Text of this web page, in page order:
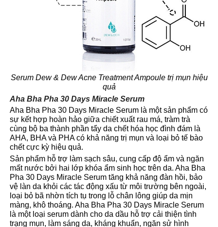
Serum Dew & Dew Acne Treatment Ampoule trị mụn hiệu
quả
Aha Bha Pha 30 Days Miracle Serum
Aha Bha Pha 30 Days Miracle Serum là một sản phẩm có
sự kết hợp hoàn hảo giữa chiết xuất rau má, tràm trà
cùng bộ ba thành phần tẩy da chết hóa học đình đám là
AHA, BHA và PHA có khả năng trị mụn và loại bỏ tế bào
chết cực kỳ hiệu quả.
Sản phẩm hỗ trợ làm sạch sâu, cung cấp độ ẩm và ngăn
mất nước bởi hai lớp khóa ẩm sinh học trên da. Aha Bha
Pha 30 Days Miracle Serum tăng khả năng đàn hồi, bảo
vệ làn da khỏi các tác động xấu từ môi trường bên ngoài,
loại bỏ bã nhờn tích tụ trong lỗ chân lông giúp da mịn
màng, khô thoáng. Aha Bha Pha 30 Days Miracle Serum
là một loại serum dành cho da dầu hỗ trợ cải thiện tình
trạng mụn, làm sáng da, kháng khuẩn, ngăn sử hình